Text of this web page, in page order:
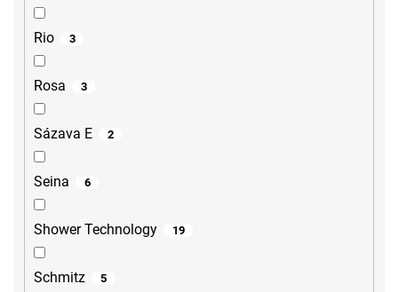
Rio 3
Rosa 3
Sázava E 2
Seina 6
Shower Technology 19
Schmitz 5